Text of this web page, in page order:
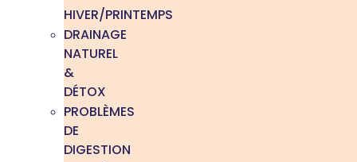
HIVER/PRINTEMPS
DRAINAGE
NATUREL
&
DÉTOX
PROBLÈMES
DE
DIGESTION